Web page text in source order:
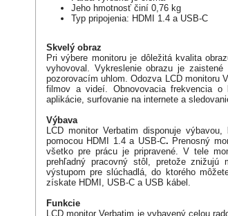
Jeho hmotnosť činí 0,76 kg
Typ pripojenia: HDMI 1.4 a USB-C
Skvelý obraz
Pri výbere monitoru je dôležitá kvalita
vyhovoval. Vykreslenie obrazu je
pozorovacím uhlom. Odozva LCD monitoru
filmov a videí. Obnovovacia frekvencia o
aplikácie, surfovanie na internete a
Výbava
LCD monitor Verbatim disponuje
pomocou HDMI 1.4 a USB-C. Prenosný
všetko pre prácu je pripravené. V tele
prehľadný pracovný stôl, pretože znižujú
výstupom pre slúchadlá, do ktorého
získate HDMI, USB-C a USB kábel.
Funkcie
LCD monitor Verbatim je vybavený celou